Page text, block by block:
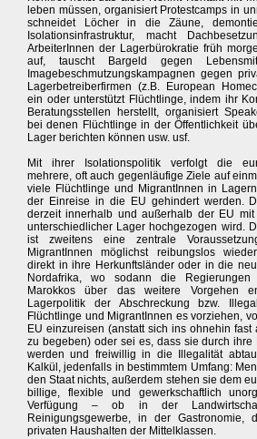
leben müssen, organisiert Protestcamps in
schneidet Löcher in die Zäune,
Isolationsinfrastruktur, macht
ArbeiterInnen der Lagerbürokratie früh
auf, tauscht Bargeld gegen
Imagebeschmutzungskampagnen gegen
Lagerbetreiberfirmen (z.B. European
ein oder unterstützt Flüchtlinge, indem ihr
Beratungsstellen herstellt, organisiert
bei denen Flüchtlinge in der Öffentlichkeit
Lager berichten können usw. usf.
Mit ihrer Isolationspolitik verfolgt die
mehrere, oft auch gegenläufige Ziele auf
viele Flüchtlinge und MigrantInnen in
der Einreise in die EU gehindert werden.
derzeit innerhalb und außerhalb der EU
unterschiedlicher Lager hochgezogen wird.
ist zweitens eine zentrale
MigrantInnen möglichst reibungslos
direkt in ihre Herkunftsländer oder in die
Nordafrika, wo sodann die
Marokkos über das weitere Vorgehen
Lagerpolitik der Abschreckung bzw.
Flüchtlinge und MigrantInnen es vorziehen,
EU einzureisen (anstatt sich ins ohnehin fast
zu begeben) oder sei es, dass sie durch ihre
werden und freiwillig in die Illegalität
Kalkül, jedenfalls in bestimmtem Umfang:
den Staat nichts, außerdem stehen sie dem
billige, flexible und gewerkschaftlich
Verfügung – ob in der
Reinigungsgewerbe, in der Gastronomie,
privaten Haushalten der Mittelklassen.